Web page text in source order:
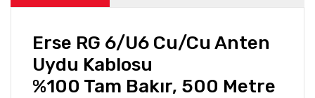
Erse RG 6/U6 Cu/Cu Anten
Uydu Kablosu
%100 Tam Bakır, 500 Metre